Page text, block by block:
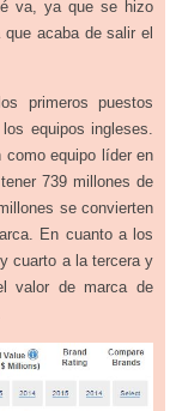
va, ya que se hizo
acaba de salir el
primeros puestos
equipos ingleses.
como equipo líder en
739 millones de
se convierten
En cuanto a los
cuarto a la tercera y
valor de marca de